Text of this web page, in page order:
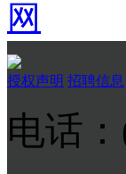
网
授权声明 招聘信息
电话